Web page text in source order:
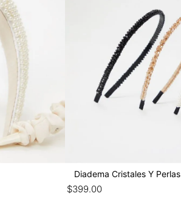
Diadema Cristales Y
$399.00